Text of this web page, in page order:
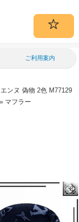
ご利用案内
ンヌ 偽物 2色 M77129
マフラー